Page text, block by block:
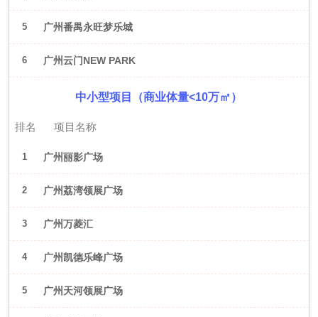
5 广州番禺永旺梦乐城
6 广州云门NEW PARK
中小型项目（商业体量<10万㎡）
排名 项目名称
1 广州丽影广场
2 广州荔湾领展广场
3 广州万菱汇
4 广州凯德乐峰广场
5 广州天河领展广场